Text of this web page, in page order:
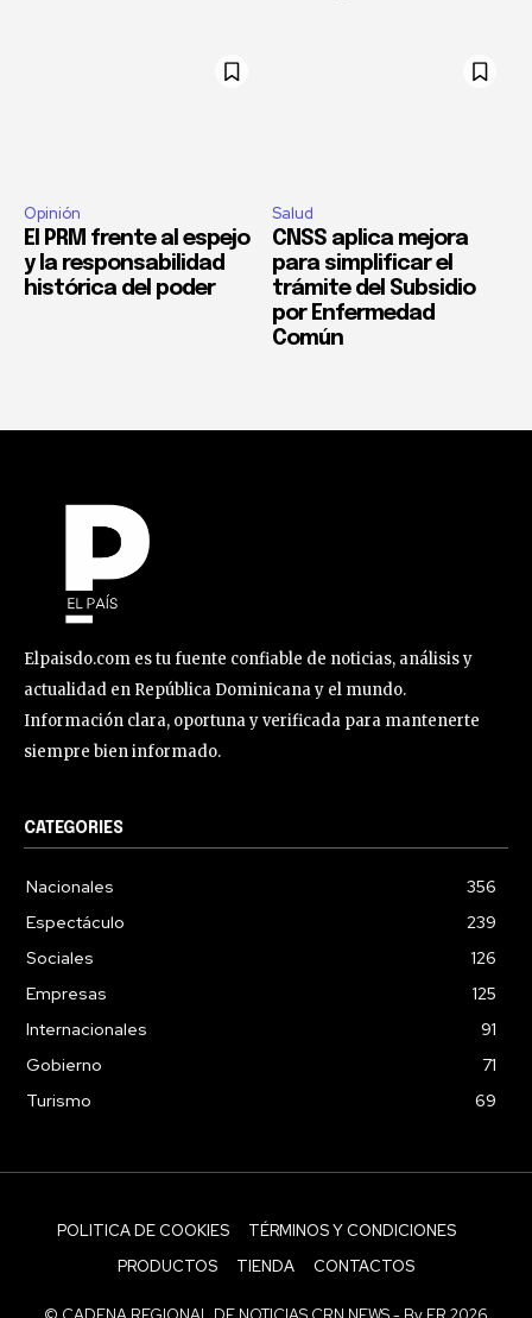
Opinión
El PRM frente al espejo
y la responsabilidad
histórica del poder
Salud
CNSS aplica mejora
para simplificar el
trámite del Subsidio
por Enfermedad
Común
Elpaisdo.com es tu fuente confiable de noticias, análisis y
actualidad en República Dominicana y el mundo.
Información clara, oportuna y verificada para mantenerte
siempre bien informado.
CATEGORIES
Nacionales
356
Espectáculo
239
Sociales
126
Empresas
125
Internacionales
91
Gobierno
71
Turismo
69
POLITICA DE COOKIES
TÉRMINOS Y CONDICIONES
PRODUCTOS
TIENDA CONTACTOS